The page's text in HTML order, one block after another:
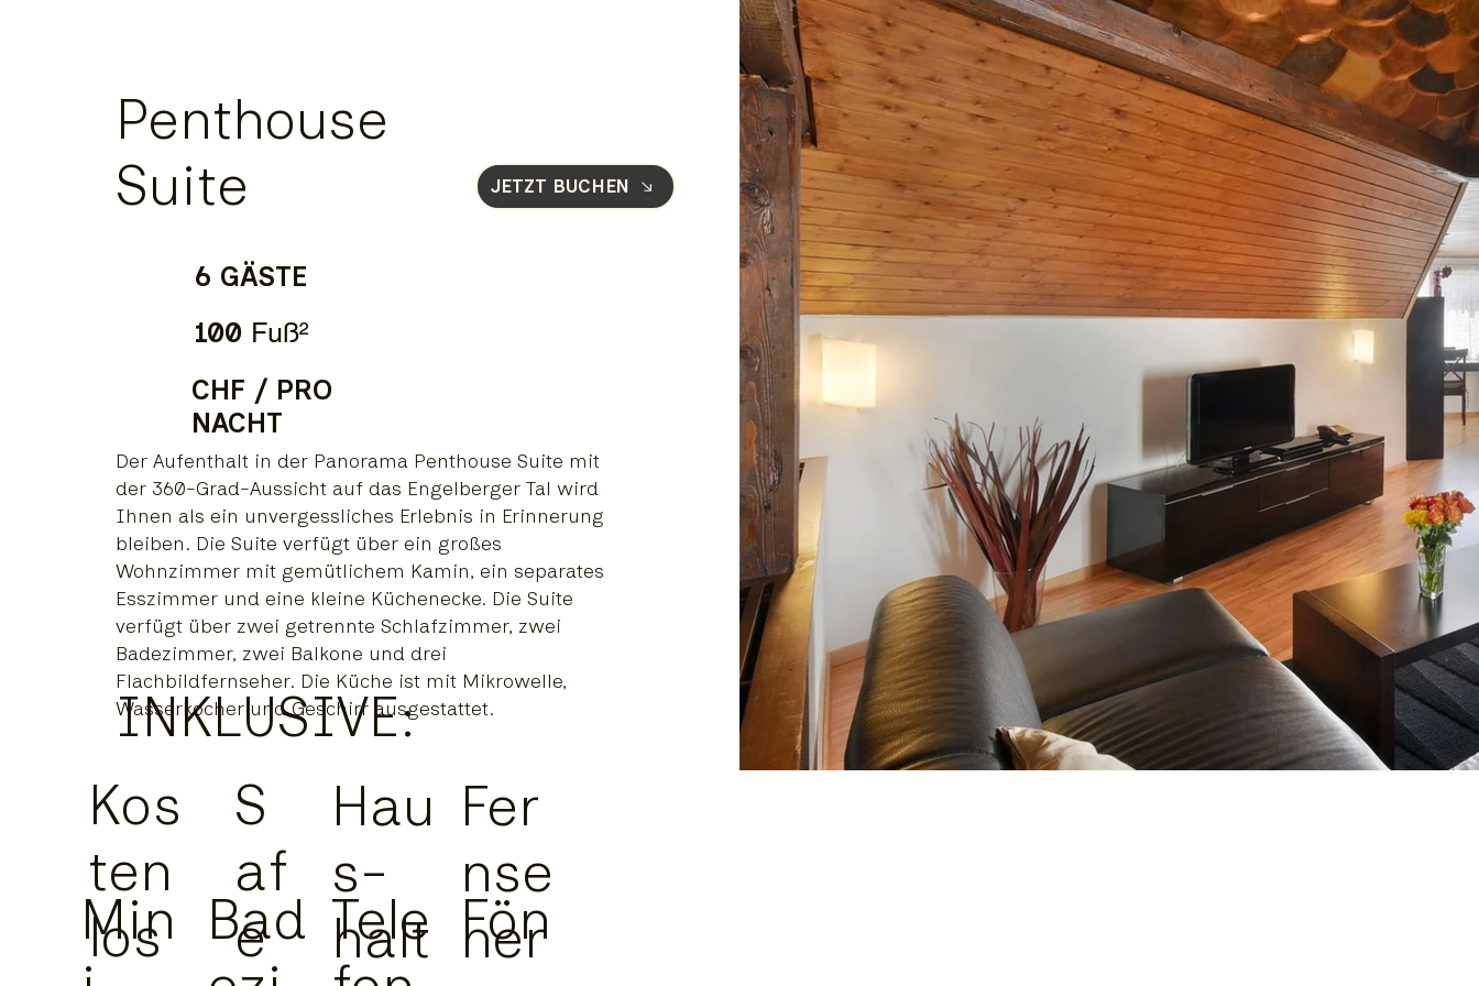
Penthouse
Suite
JETZT BUCHEN
6 GÄSTE
100 Fuß²
CHF / PRO
NACHT
Der Aufenthalt in der Panorama Penthouse Suite mit
der 360-Grad-Aussicht auf das Engelberger Tal wird
Ihnen als ein unvergessliches Erlebnis in Erinnerung
bleiben. Die Suite verfügt über ein großes
Wohnzimmer mit gemütlichem Kamin, ein separates
Esszimmer und eine kleine Küchenecke. Die Suite
verfügt über zwei getrennte Schlafzimmer, zwei
Badezimmer, zwei Balkone und drei
Flachbildfernseher. Die Küche ist mit Mikrowelle,
Wasserkocher und Geschirr ausgestattet.
INKLUSIVE:
Kos
ten
los
S
af
e
Hau
s-
halt
Fer
nse
her
Min
Bad Tele Fön